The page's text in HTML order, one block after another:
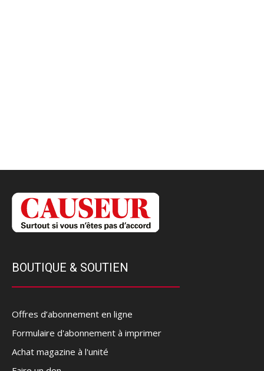
BOUTIQUE & SOUTIEN
Offres d’abonnement en ligne
Formulaire d'abonnement à imprimer
Achat magazine à l'unité